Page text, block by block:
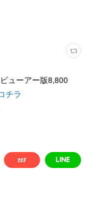
ューアー版8,800
チラ